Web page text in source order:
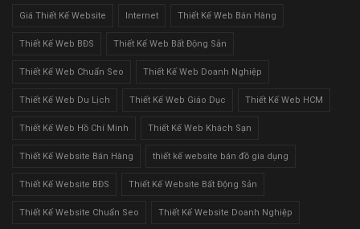
Giá Thiết Kế Website Internet Thiết Kế Web Bán Hàng
Thiết Kế Web BĐS Thiết Kế Web Bất Động Sản
Thiết Kế Web Chuẩn Seo Thiết Kế Web Doanh Nghiệp
Thiết Kế Web Du Lịch Thiết Kế Web Giáo Dục Thiết Kế Web HCM
Thiết Kế Web Hồ Chí Minh Thiết Kế Web Khách Sạn
Thiết Kế Website Bán Hàng thiết kế website bán đồ gia dụng
Thiết Kế Website BĐS Thiết Kế Website Bất Động Sản
Thiết Kế Website Chuẩn Seo Thiết Kế Website Doanh Nghiệp